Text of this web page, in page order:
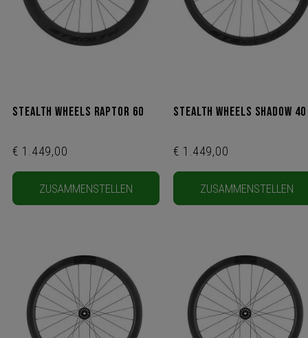
Stealth Wheels Raptor 60
€ 1.449,00
ZUSAMMENSTELLEN
Stealth Wheels Shadow 40
€ 1.449,00
ZUSAMMENSTELLEN